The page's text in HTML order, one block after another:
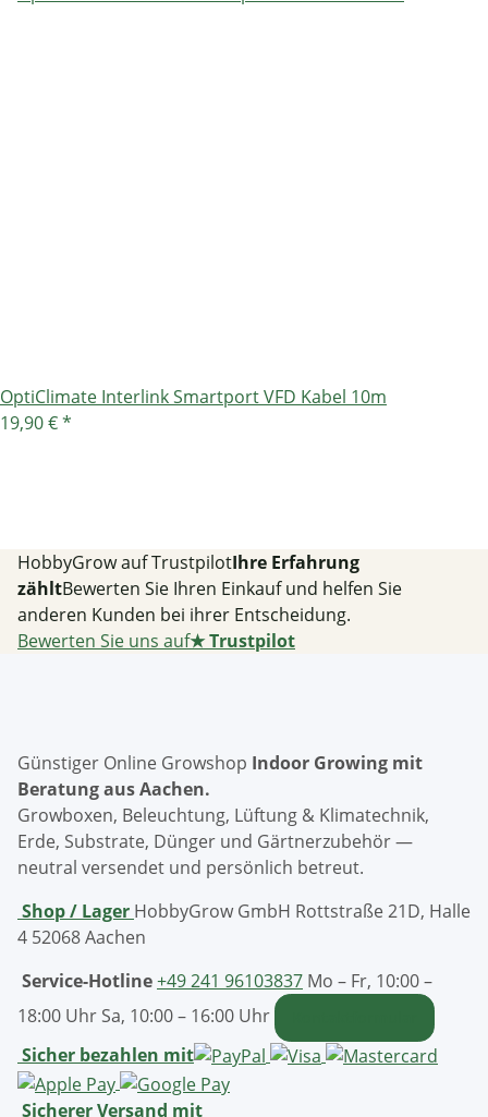
OptiClimate Interlink Smartport VFD Kabel 10m
19,90 €*
HobbyGrow auf TrustpilotIhre Erfahrung
zähltBewerten Sie Ihren Einkauf und helfen Sie
anderen Kunden bei ihrer Entscheidung.
Bewerten Sie uns auf★Trustpilot
Günstiger Online Growshop Indoor Growing mit
Beratung aus Aachen.
Growboxen, Beleuchtung, Lüftung & Klimatechnik,
Erde, Substrate, Dünger und Gärtnerzubehör —
neutral versendet und persönlich betreut.
Shop / Lager HobbyGrow GmbH Rottstraße 21D, Halle
4 52068 Aachen
Service-Hotline+49 241 96103837 Mo – Fr, 10:00 –
18:00 Uhr Sa, 10:00 – 16:00 Uhr
Sicher bezahlen mit
Sicherer Versand mit